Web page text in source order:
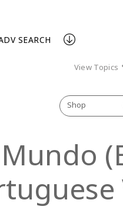
SEARCH
View Topics
Shop